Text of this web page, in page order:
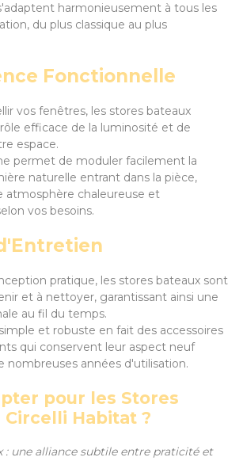
harmonieusement à tous les
du plus classique au plus
Fonctionnelle
vos fenêtres, les stores bateaux
efficace de la luminosité et de
espace.
permet de moduler facilement la
naturelle entrant dans la pièce,
atmosphère chaleureuse et
vos besoins.
pratique, les stores bateaux sont
et à nettoyer, garantissant ainsi une
au fil du temps.
et robuste en fait des accessoires
qui conservent leur aspect neuf
nombreuses années d'utilisation.
pour les Stores
Circelli Habitat ?
: une alliance subtile entre praticité et